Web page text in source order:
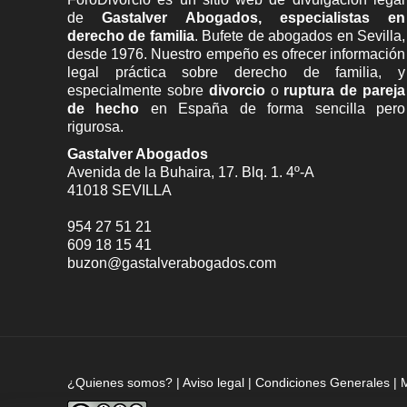
deGastalver Abogados, especialistas en
derecho de familia. Bufete deabogados en Sevilla,
desde 1976. Nuestro empeño es ofrecer información
legal práctica sobre derecho de familia, y
especialmente sobre divorcioo ruptura de pareja
de hecho en España de forma sencilla pero
rigurosa.
Gastalver Abogados
Avenida de la Buhaira, 17. Blq. 1. 4º-A
41018 SEVILLA
954 27 51 21
609 18 15 41
buzon@gastalverabogados.com
¿Quienes somos? | Aviso legal | Condiciones Generales |